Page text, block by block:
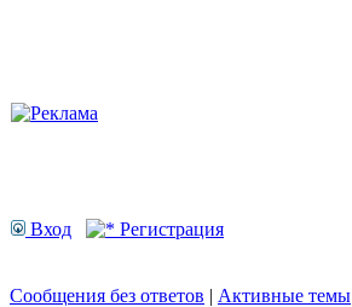
Вход Регистрация
Сообщения без ответов | Активные темы